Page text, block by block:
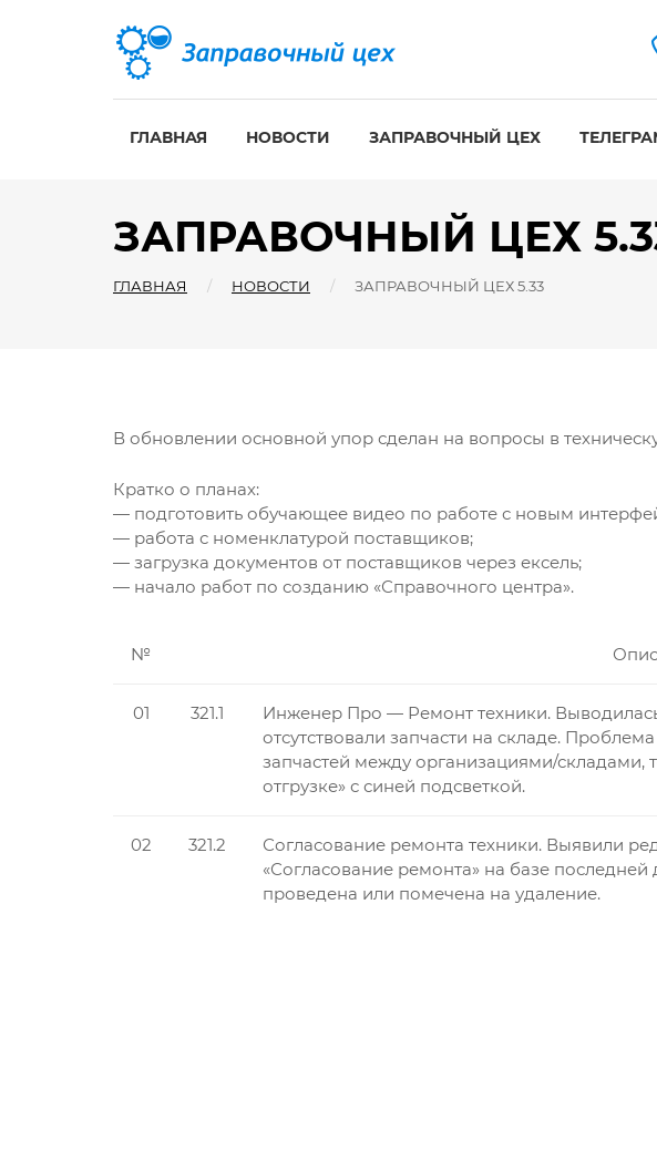
ГЛАВНАЯ НОВОСТИ ЗАПРАВОЧНЫЙ ЦЕХ
ЗАПРАВОЧНЫЙ ЦЕХ
ГЛАВНАЯ НОВОСТИ ЗАПРАВОЧНЫЙ ЦЕХ 5.33
В обновлении основной упор сделан на вопросы в
Кратко о планах:
— подготовить обучающее видео по работе с новым
— работа с номенклатурой поставщиков;
— загрузка документов от поставщиков через ексель;
— начало работ по созданию «Справочного центра».
№
01 321.1
Инженер Про — Ремонт техники.
отсутствовали запчасти на складе.
запчастей между организациями/складами,
отгрузке» с синей подсветкой.
02 321.2
Согласование ремонта техники. Выявили
«Согласование ремонта» на базе
проведена или помечена на удаление.